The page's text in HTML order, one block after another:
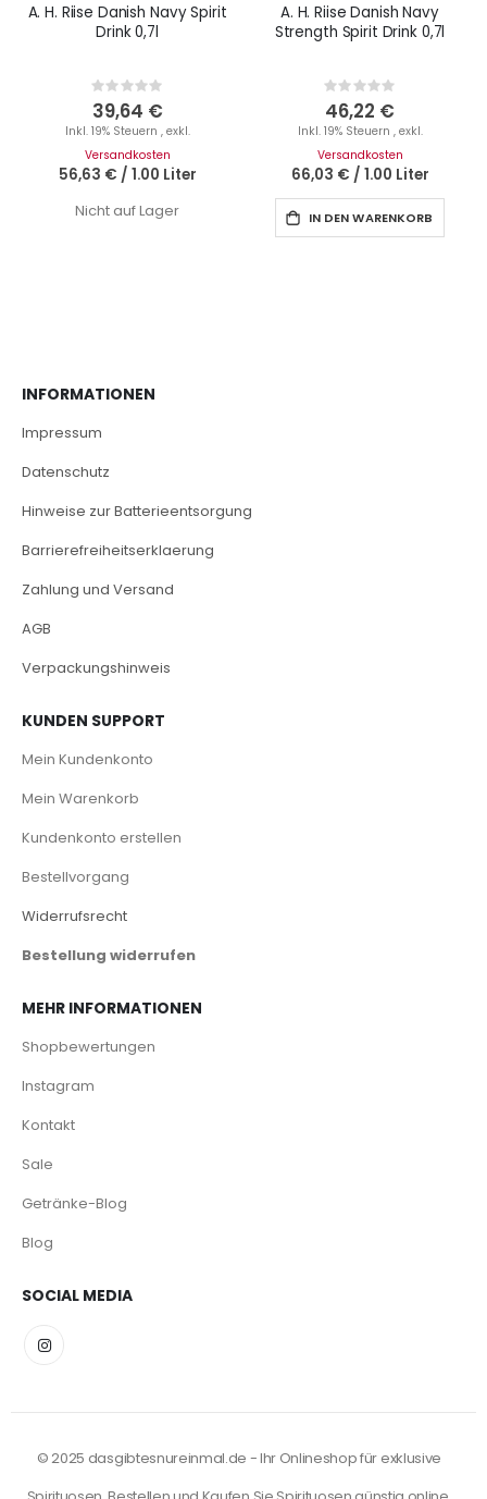
A. H. Riise Danish Navy Spirit
Drink 0,7l
Rating:
0%
39,64 €
Inkl. 19% Steuern , exkl.
Versandkosten
56,63 € / 1.00 Liter
Nicht auf Lager
A. H. Riise Danish Navy
Strength Spirit Drink 0,7l
Rating:
0%
46,22 €
Inkl. 19% Steuern , exkl.
Versandkosten
66,03 € / 1.00 Liter
IN DEN WARENKORB
INFORMATIONEN
Impressum
Datenschutz
Hinweise zur Batterieentsorgung
Barrierefreiheitserklaerung
Zahlung und Versand
AGB
Verpackungshinweis
KUNDEN SUPPORT
Mein Kundenkonto
Mein Warenkorb
Kundenkonto erstellen
Bestellvorgang
Widerrufsrecht
Bestellung widerrufen
MEHR INFORMATIONEN
Shopbewertungen
Instagram
Kontakt
Sale
Getränke-Blog
Blog
SOCIAL MEDIA
© 2025 dasgibtesnureinmal.de - Ihr Onlineshop für exklusive